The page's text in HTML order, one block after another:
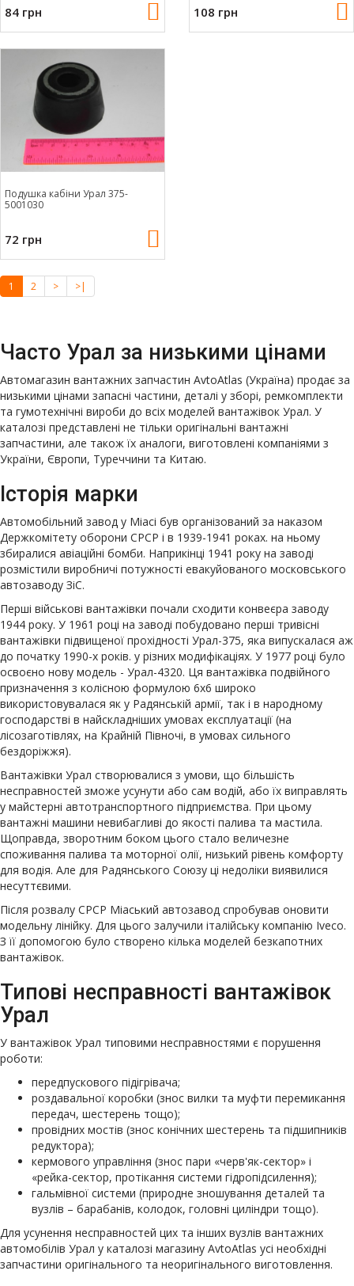
84 грн 108 грн
Подушка кабіни Урал 375-
5001030
72 грн
1 2 > >|
Часто Урал за низькими цінами
Автомагазин вантажних запчастин AvtoAtlas (Україна) продає за
низькими цінами запасні частини, деталі у зборі, ремкомплекти
та гумотехнічні вироби до всіх моделей вантажівок Урал. У
каталозі представлені не тільки оригінальні вантажні
запчастини, але також їх аналоги, виготовлені компаніями з
України, Європи, Туреччини та Китаю.
Історія марки
Автомобільний завод у Міасі був організований за наказом
Держкомітету оборони СРСР і в 1939-1941 роках. на ньому
збиралися авіаційні бомби. Наприкінці 1941 року на заводі
розмістили виробничі потужності евакуйованого московського
автозаводу ЗіС.
Перші військові вантажівки почали сходити конвеєра заводу
1944 року. У 1961 році на заводі побудовано перші тривісні
вантажівки підвищеної прохідності Урал-375, яка випускалася аж
до початку 1990-х років. у різних модифікаціях. У 1977 році було
освоєно нову модель - Урал-4320. Ця вантажівка подвійного
призначення з колісною формулою 6х6 широко
використовувалася як у Радянській армії, так і в народному
господарстві в найскладніших умовах експлуатації (на
лісозаготівлях, на Крайній Півночі, в умовах сильного
бездоріжжя).
Вантажівки Урал створювалися з умови, що більшість
несправностей зможе усунути або сам водій, або їх виправлять
у майстерні автотранспортного підприємства. При цьому
вантажні машини невибагливі до якості палива та мастила.
Щоправда, зворотним боком цього стало величезне
споживання палива та моторної олії, низький рівень комфорту
для водія. Але для Радянського Союзу ці недоліки виявилися
несуттєвими.
Після розвалу СРСР Міаський автозавод спробував оновити
модельну лінійку. Для цього залучили італійську компанію Iveco.
З її допомогою було створено кілька моделей безкапотних
вантажівок.
Типові несправності вантажівок
Урал
У вантажівок Урал типовими несправностями є порушення
роботи:
передпускового підігрівача;
роздавальної коробки (знос вилки та муфти перемикання
передач, шестерень тощо);
провідних мостів (знос конічних шестерень та підшипників
редуктора);
кермового управління (знос пари «черв'як-сектор» і
«рейка-сектор, протікання системи гідропідсилення);
гальмівної системи (природне зношування деталей та
вузлів – барабанів, колодок, головні циліндри тощо).
Для усунення несправностей цих та інших вузлів вантажних
автомобілів Урал у каталозі магазину AvtoAtlas усі необхідні
запчастини оригінального та неоригінального виготовлення.